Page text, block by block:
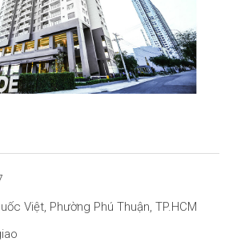
Việt, Phường Phú Thuận, TP.HCM